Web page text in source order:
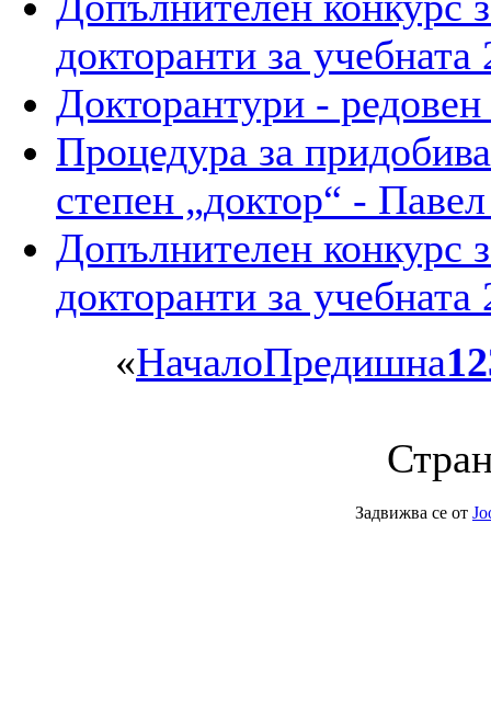
докторанти за учебната
Докторантури -
Процедура за
степен „доктор“ -
Допълнителен конкурс
докторанти за учебната
«НачалоПредишна12
Задвижва се от